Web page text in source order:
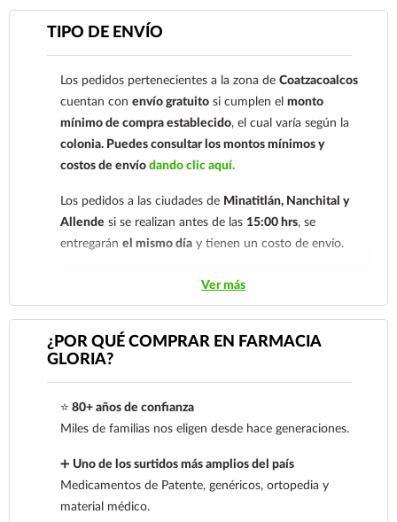
Para esta forma de pago el cliente deberá enviar su
comprobante de pago a al siguiente correo
nuestro
921 261 8491
TIPO DE ENVÍO
Los pedidos pertenecientes a la zona deCoatzacoalcos
cuentan conenvío gratuito si cumplen elmonto
mínimo de compra establecido, el cual varía según la
colonia. Puedes consultar los montos mínimos y
costos de envíodando clic aquí.
Los pedidos a las ciudades de Minatitlán, Nanchital y
Allende si se realizan antes de las 15:00 hrs, se
entregaránel mismo día y tienen un costo de envío.
Los pedidos de otras localidades se envían mediante
.Sólo hacemos envíos en el territorio
nacional.
económica. En la tarifa nacional al día siguiente, los
pedidos deben realizarseantes de las 14:00 hrs.El
tiempo de entrega de la tarifa económica es de
días.
En losproductos refrigerados siempre se debe
Ver más
¿POR QUÉ COMPRAR EN FARMACIA
GLORIA?
⭐ 80+ años de confianza
Miles de familias nos eligen desde hace generaciones.
➕ Uno de los surtidos más amplios del país
Medicamentos de Patente, genéricos, ortopedia y
material médico.